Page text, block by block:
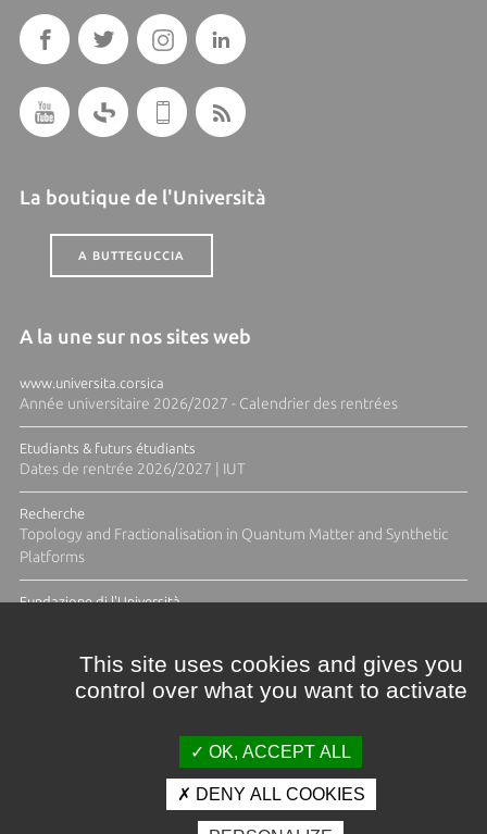
La boutique de l'Università
A BUTTEGUCCIA
A la une sur nos sites web
www.universita.corsica
Année universitaire 2026/2027 - Calendrier des rentrées
Etudiants & futurs étudiants
Dates de rentrée 2026/2027 | IUT
Recherche
Topology and Fractionalisation in Quantum Matter and Synthetic
Platforms
Fundazione di l'Università
Crédits et mentions légales
This site uses cookies and gives you
control over what you want to activate
OK, ACCEPT ALL
DENY ALL COOKIES